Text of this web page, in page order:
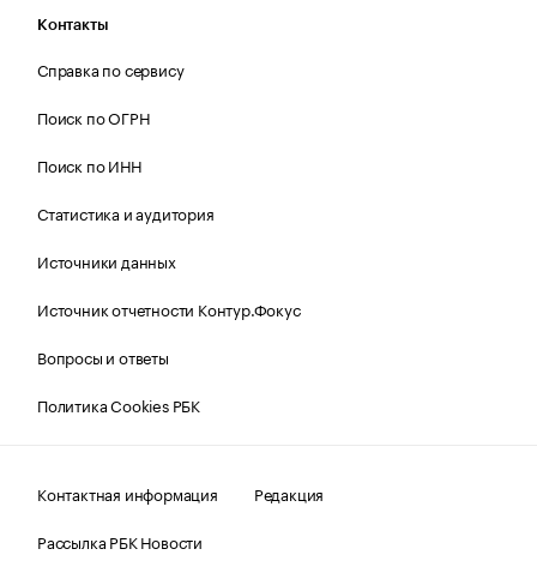
Контакты
Справка по сервису
Поиск по ОГРН
Поиск по ИНН
Статистика и аудитория
Источники данных
Источник отчетности Контур.Фокус
Вопросы и ответы
Политика Cookies РБК
Контактная информация
Редакция
Рассылка РБК Новости